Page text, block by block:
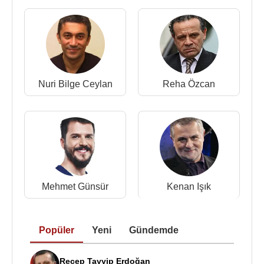
Nejat İşler,Mehmet Günsür,Tuba Büyüküstün,
Halit Ergenç, Serra Yılmaz Zerrin Tekindor
Reha Özcangibi oyuncular yer aldı.
29 Eyüll 2018 – 5 Ekim 2018 tarihleri arasında
Antalya Büyükşehir Belediyesi tarafından
düzenlenen 55. Uluslararası Antalya Film
Festivali’nde Yaşam Boyu Onur Ödülü aldı.
Kitapları :
2015 - Sen Benim Hayatımsın
2014 - İstanbul Kırmızısı
Ödülleri :
2018 - 55. Uluslararası Antalya Film Festivali,
2010 - En İyi Film (Müzikal/Komedi) (Serseri
Mayınlar) / 64.Gümüş Film Şeritleri Ödülleri
2010 - Jüri Özel Ödülü (Serseri Mayınlar) /
Nuri Bilge Ceylan Reha Özcan
Mehmet Günsür Kenan Işık
Popüler Yeni Gündemde
Recep Tayyip Erdoğan